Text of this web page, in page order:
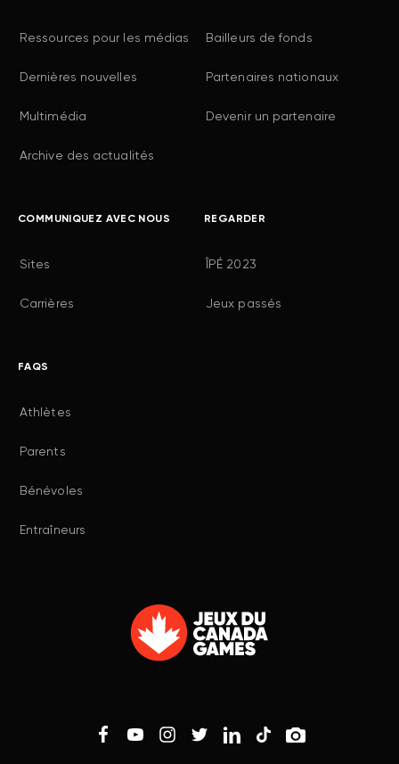
Ressources pour les médias
Dernières nouvelles
Multimédia
Archive des actualités
Bailleurs de fonds
Partenaires nationaux
Devenir un partenaire
COMMUNIQUEZ AVEC NOUS
Sites
Carrières
REGARDER
ÎPÉ 2023
Jeux passés
FAQS
Athlètes
Parents
Bénévoles
Entraîneurs